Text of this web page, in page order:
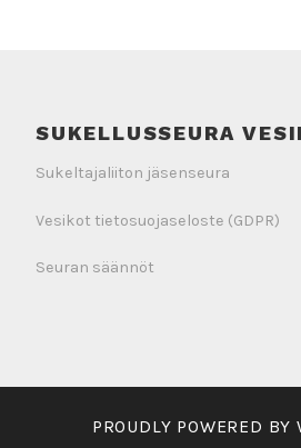
SUKELLUSSEURA
Sukeltajaliiton jäsenseura
Vesikot tietosuojaseloste (GDPR)
Seuran säännöt
PROUDLY POWERED BY